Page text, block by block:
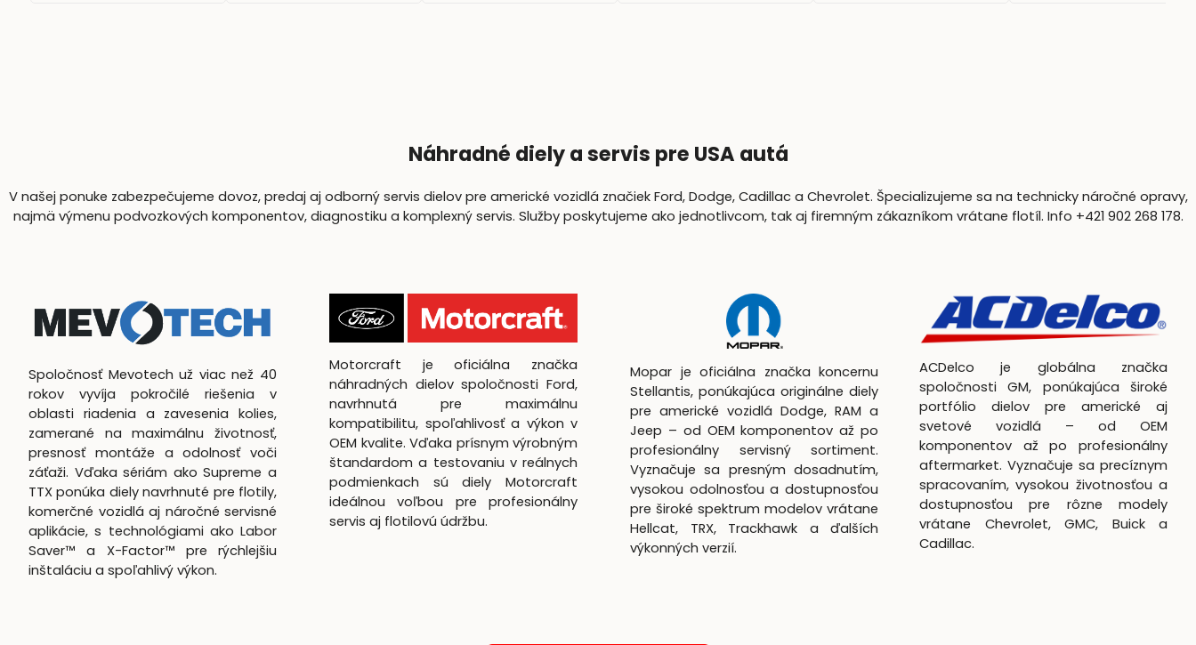
Náhradné diely a servis pre USA autá
V našej ponuke zabezpečujeme dovoz, predaj aj odborný servis dielov pre americké vozidlá značiek Ford, Dodge, Cadillac a Chevrolet. Špecializujeme sa na technicky náročné opravy,
najmä výmenu podvozkových komponentov, diagnostiku a komplexný servis. Služby poskytujeme ako jednotlivcom, tak aj firemným zákazníkom vrátane flotíl. Info +421 902 268 178.
Spoločnosť Mevotech už viac než 40
rokov vyvíja pokročilé riešenia v
oblasti riadenia a zavesenia kolies,
zamerané na maximálnu životnosť,
presnosť montáže a odolnosť voči
záťaži. Vďaka sériám ako Supreme a
TTX ponúka diely navrhnuté pre flotily,
komerčné vozidlá aj náročné servisné
aplikácie, s technológiami ako Labor
Saver™ a X-Factor™ pre rýchlejšiu
inštaláciu a spoľahlivý výkon.
Motorcraft je oficiálna značka
náhradných dielov spoločnosti Ford,
navrhnutá pre maximálnu
kompatibilitu, spoľahlivosť a výkon v
OEM kvalite. Vďaka prísnym výrobným
štandardom a testovaniu v reálnych
podmienkach sú diely Motorcraft
ideálnou voľbou pre profesionálny
servis aj flotilovú údržbu.
Mopar je oficiálna značka koncernu
Stellantis, ponúkajúca originálne diely
pre americké vozidlá Dodge, RAM a
Jeep – od OEM komponentov až po
profesionálny servisný sortiment.
Vyznačuje sa presným dosadnutím,
vysokou odolnosťou a dostupnosťou
pre široké spektrum modelov vrátane
Hellcat, TRX, Trackhawk a ďalších
výkonných verzií.
ACDelco je globálna značka
spoločnosti GM, ponúkajúca široké
portfólio dielov pre americké aj
svetové vozidlá – od OEM
komponentov až po profesionálny
aftermarket. Vyznačuje sa precíznym
spracovaním, vysokou životnosťou a
dostupnosťou pre rôzne modely
vrátane Chevrolet, GMC, Buick a
Cadillac.